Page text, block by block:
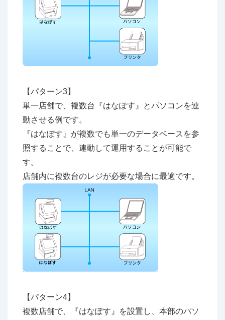
【パターン3】
単一店舗で、複数台『はなぽす』とパソコンを連
動させる例です。
『はなぽす』が複数でも単一のデータベースを参
照することで、連動して運用することが可能で
す。
店舗内に複数台のレジが必要な場合に最適です。
【パターン4】
複数店舗で、『はなぽす』を設置し、本部のパソ